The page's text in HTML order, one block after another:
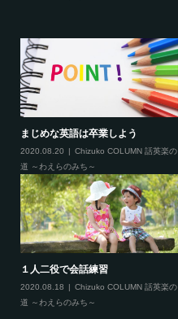
まじめな英語は卒業しよう
2020.08.20
Chizuko COLUMN 話英楽の
道 ～わえらのみち～
１人二役で会話練習
2020.08.18
Chizuko COLUMN 話英楽の
道 ～わえらのみち～